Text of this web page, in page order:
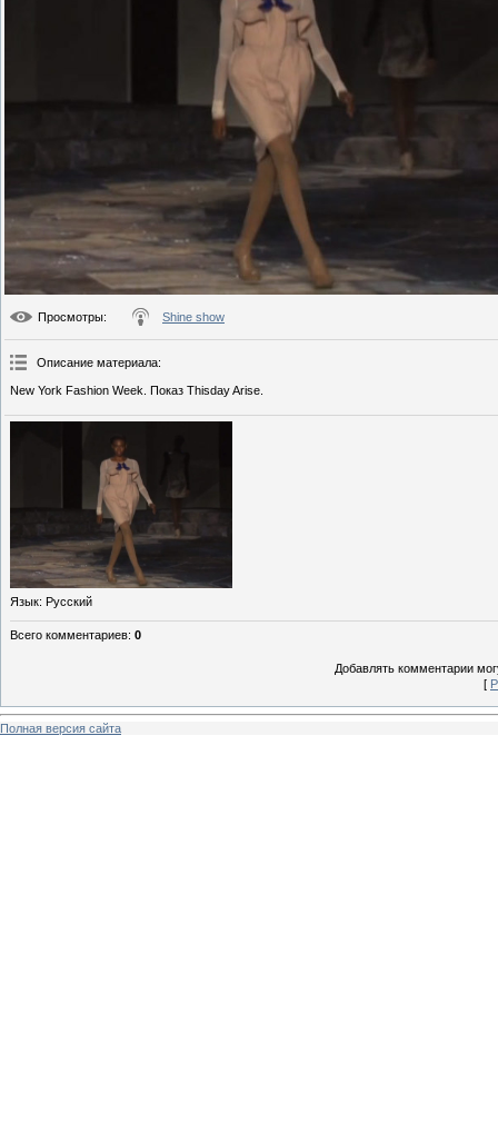
Просмотры: Shine show
Описание материала:
New York Fashion Week. Показ Thisday Arise.
Язык: Русский
Всего комментариев: 0
Добавлять комментарии
[
Полная версия сайта